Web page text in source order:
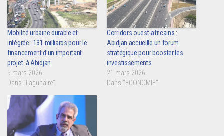
Mobilité urbaine durable et
intégrée : 131 milliards pour le
financement d’un important
projet à Abidjan
5 mars 2026
Dans "Lagunaire"
Corridors ouest-africains :
Abidjan accueille un forum
stratégique pour booster les
investissements
21 mars 2026
Dans "ECONOMIE"